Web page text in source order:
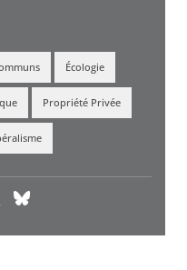
Écologie
Propriété Privée
(link is external)